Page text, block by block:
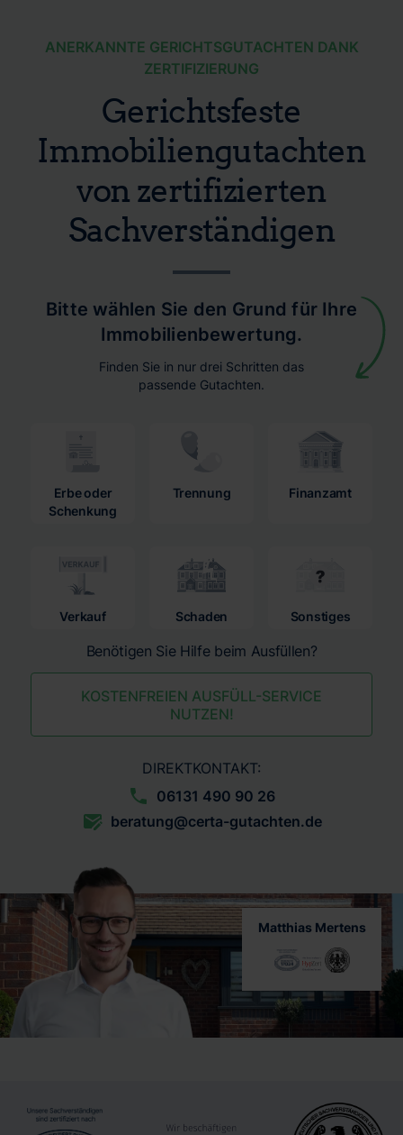
ANERKANNTE GERICHTSGUTACHTEN DANK
ZERTIFIZIERUNG
Gerichtsfeste
Immobiliengutachten
von zertifizierten
Sachverständigen
Bitte wählen Sie den Grund für Ihre
Immobilienbewertung.
Finden Sie in nur drei Schritten das
passende Gutachten.
Erbe oder
Schenkung
Trennung Finanzamt
Verkauf Schaden Sonstiges
Benötigen Sie Hilfe beim Ausfüllen?
KOSTENFREIEN AUSFÜLL-SERVICE
NUTZEN!
DIREKTKONTAKT:
06131 490 90 26
beratung@certa-gutachten.de
Matthias Mertens